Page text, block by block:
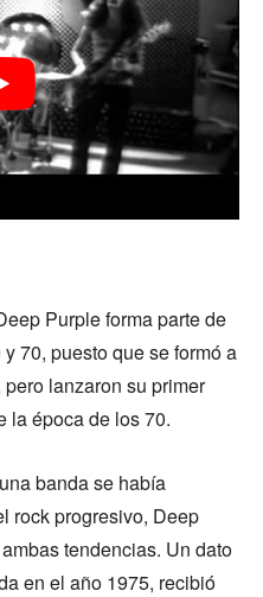
Purple forma parte de
70, puesto que se formó a
lanzaron su primer
la época de los 70.
banda se había
rock progresivo, Deep
tendencias. Un dato
en el año 1975, recibió